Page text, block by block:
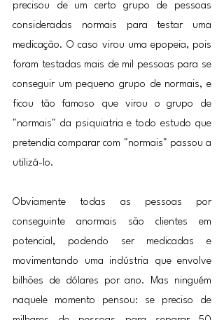
precisou de um certo grupo de pessoas
consideradas normais para testar uma
medicação. O caso virou uma epopeia, pois
foram testadas mais de mil pessoas para se
conseguir um pequeno grupo de normais, e
ficou tão famoso que virou o grupo de
"normais" da psiquiatria e todo estudo que
pretendia comparar com "normais" passou a
utilizá-lo.
Obviamente todas as pessoas por
conseguinte anormais são clientes em
potencial, podendo ser medicadas e
movimentando uma indústria que envolve
bilhões de dólares por ano. Mas ninguém
naquele momento pensou: se preciso de